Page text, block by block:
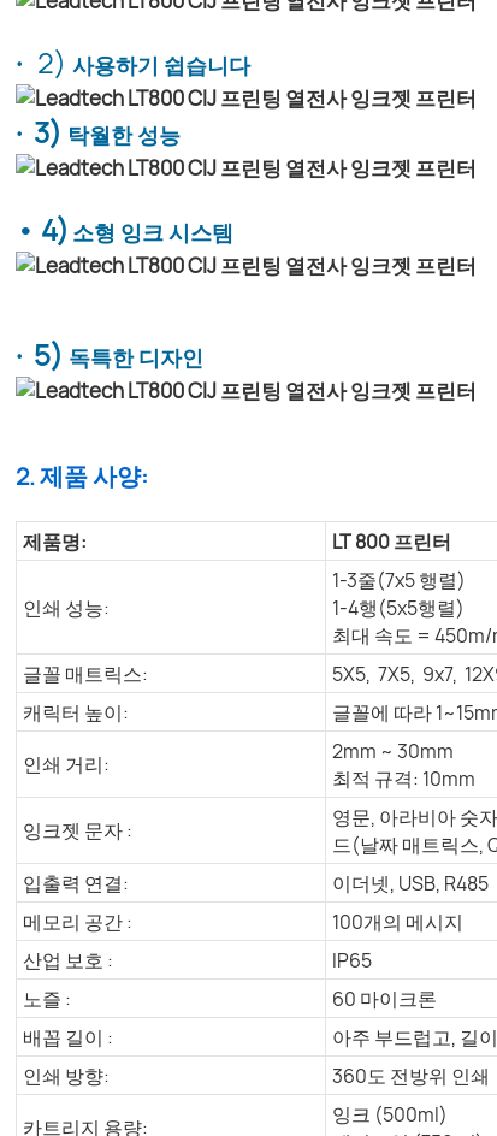
· 2)사용하기 쉽습니다
· 3) 탁월한 성능
• 4) 소형 잉크 시스템
· 5) 독특한 디자인
2. 제품 사양:
제품명: LT 800 프린터
인쇄 성능:
1-3줄(7x5 행렬)
1-4행(5x5행렬)
최대 속도 =
글꼴 매트릭스:
5X5, 7X5, 9x7,
캐릭터 높이:
글꼴에 따라
인쇄 거리:
2mm ~ 30mm
최적 규격: 10mm
잉크젯 문자 :
영문, 아라비아 숫
드(날짜 매트릭스,
입출력 연결:
이더넷, USB, R485
메모리 공간 :
100개의 메시지
산업 보호 :
IP65
노즐 :
60 마이크론
배꼽 길이 :
아주 부드럽고, 길
인쇄 방향:
360도 전방위 인쇄
카트리지 용량:
잉크 (500ml)